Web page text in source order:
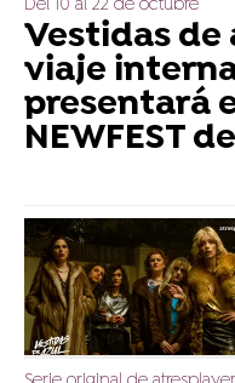
Del 10 al 22 de octubre
Vestidas de
viaje
presentará
NEWFEST